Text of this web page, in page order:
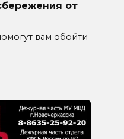
от
вам обойти